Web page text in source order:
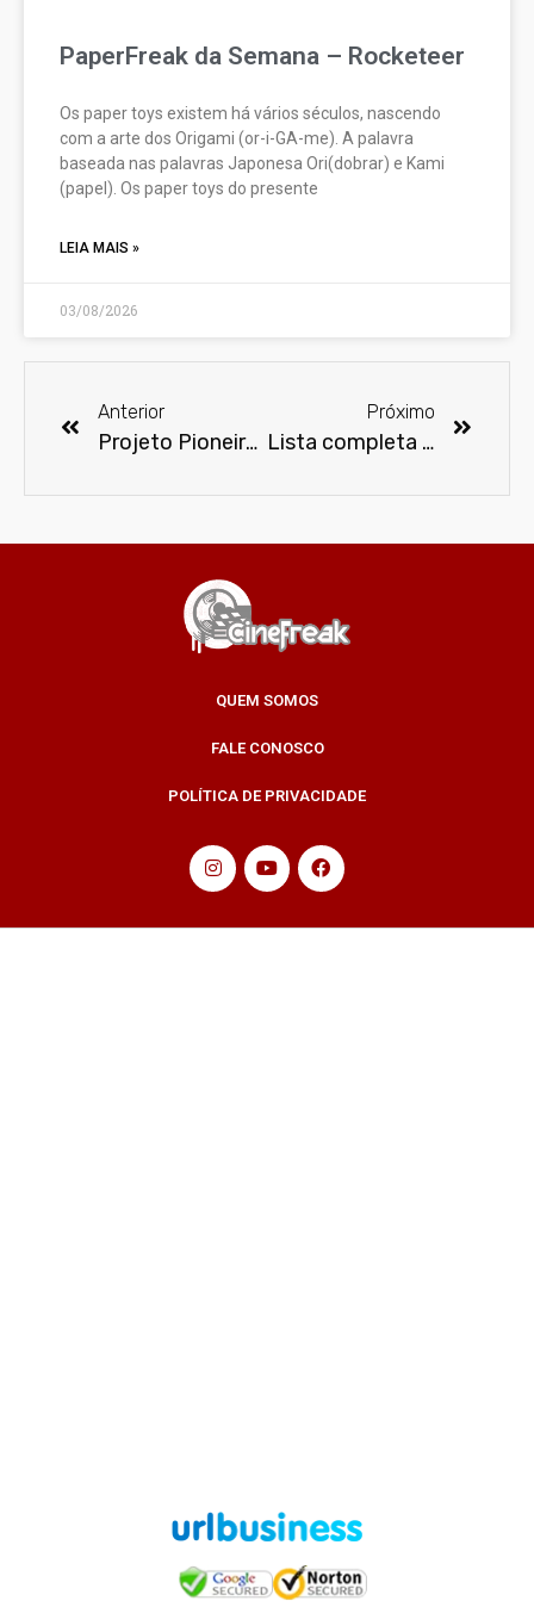
PaperFreak da Semana – Rocketeer
Os paper toys existem há vários séculos, nascendo
com a arte dos Origami (or-i-GA-me). A palavra
baseada nas palavras Japonesa Ori(dobrar) e Kami
(papel). Os paper toys do presente
LEIA MAIS »
03/08/2026
Anterior
Projeto Pioneiros da Cultura Geek acontece neste final de semana em Santos
Próximo
Lista completa dos indicados ao Oscar 2025
QUEM SOMOS
FALE CONOSCO
POLÍTICA DE PRIVACIDADE